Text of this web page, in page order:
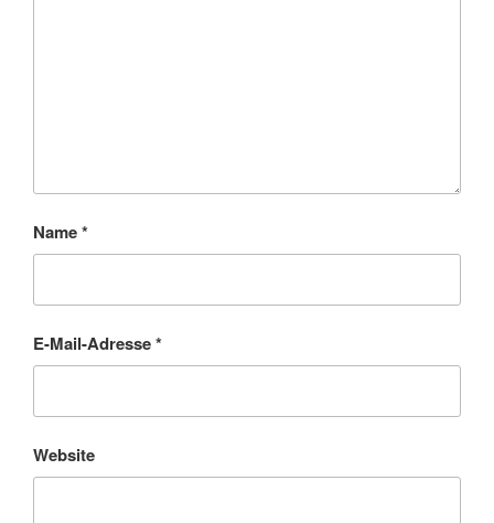
Name*
E-Mail-Adresse*
Website